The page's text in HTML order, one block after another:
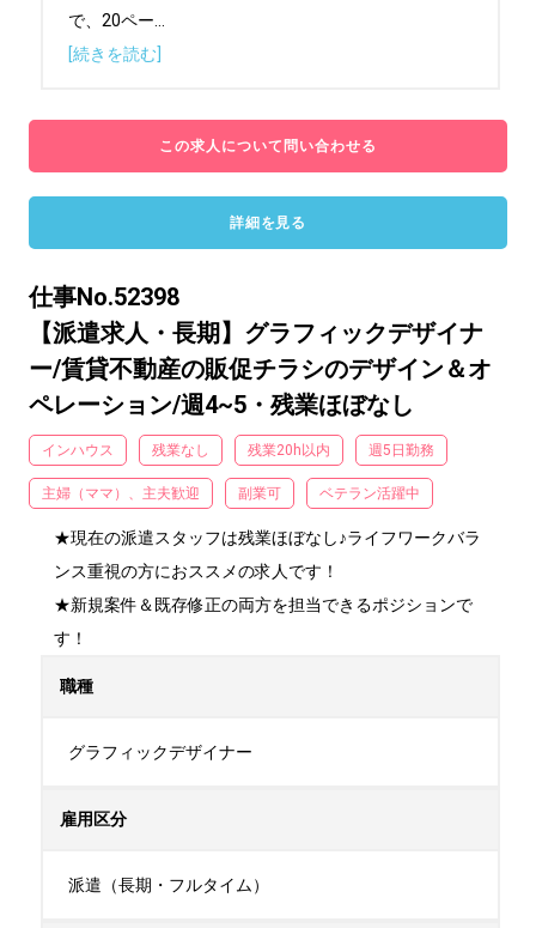
で、20ペー
[続きを読む]
この求人について問い合わせる
詳細を見る
仕事No.52398
【派遣求人・長期】グラフィックデザイナ
ー/賃貸不動産の販促チラシのデザイン＆オ
ペレーション/週4~5・残業ほぼなし
インハウス 残業なし 残業20h以内 週5日勤務
主婦（ママ）、主夫歓迎 副業可 ベテラン活躍中
★現在の派遣スタッフは残業ほぼなし♪ライフワークバラ
ンス重視の方におススメの求人です！
★新規案件＆既存修正の両方を担当できるポジションで
す！
職種
グラフィックデザイナー
雇用区分
派遣（長期・フルタイム）